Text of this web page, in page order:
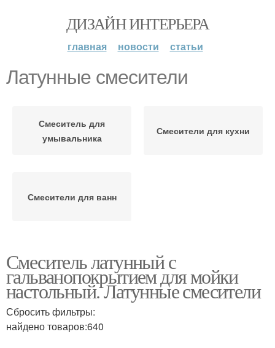
ДИЗАЙН ИНТЕРЬЕРА
главная новости статьи
Латунные смесители
Смеситель для
умывальника
Смесители для кухни
Смесители для ванн
Смеситель латунный с
гальванопокрытием для мойки
настольный. Латунные смесители
Сбросить фильтры:
найдено товаров:640